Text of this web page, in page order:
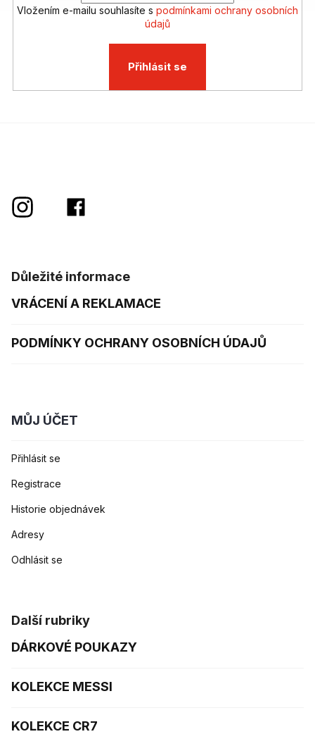
Vložením e-mailu souhlasíte s podmínkami ochrany osobních
údajů
Přihlásit se
Důležité informace
VRÁCENÍ A REKLAMACE
PODMÍNKY OCHRANY OSOBNÍCH ÚDAJŮ
MŮJ ÚČET
Přihlásit se
Registrace
Historie objednávek
Adresy
Odhlásit se
Další rubriky
DÁRKOVÉ POUKAZY
KOLEKCE MESSI
KOLEKCE CR7